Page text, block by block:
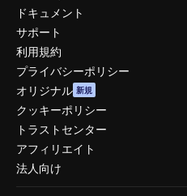
ドキュメント
サポート
利用規約
プライバシーポリシー
オリジナル 新規
クッキーポリシー
トラストセンター
アフィリエイト
法人向け